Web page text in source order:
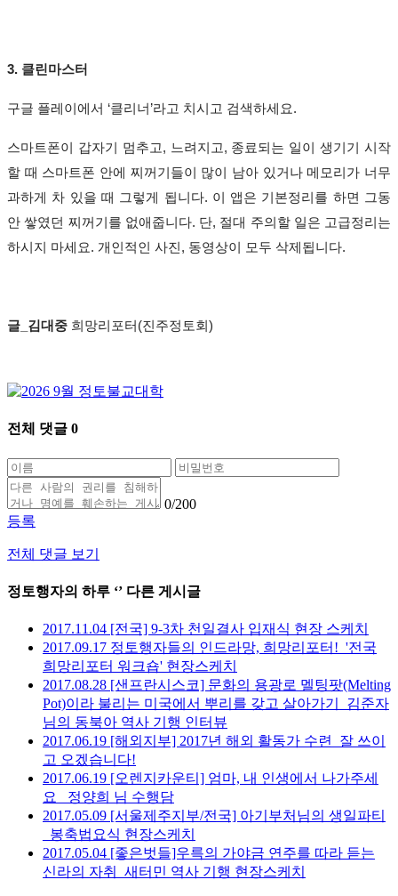
3. 클린마스터
구글 플레이에서 ‘클리너 ’라고 치시고 검색하세요.
스마트폰이 갑자기 멈추고, 느려지고, 종료되는 일이 생기기 시작
할 때 스마트폰 안에 찌꺼기들이 많이 남아 있거나 메모리가 너무
과하게 차 있을 때 그렇게 됩니다. 이 앱은 기본정리를 하면 그동
안 쌓였던 찌꺼기를 없애줍니다. 단, 절대 주의할 일은 고급정리는
하시지 마세요. 개인적인 사진 , 동영상이 모두 삭제됩니다.
글 김대중 희망리포터(진주정토회)
전체 댓글 0
0/200
등록
전체 댓글 보기
정토행자의 하루 ‘’ 다른 게시글
2017.11.04 [전국] 9-3차 천일결사 입재식 현장 스케치
2017.09.17 정토행자들의 인드라망, 희망리포터!_'전국
희망리포터 워크숍' 현장스케치
2017.08.28 [샌프란시스코] 문화의 용광로 멜팅팟(Melting
Pot)이라 불리는 미국에서 뿌리를 갖고 살아가기_김준자
님의 동북아 역사 기행 인터뷰
2017.06.19 [해외지부] 2017년 해외 활동가 수련_잘 쓰이
고 오겠습니다!
2017.06.19 [오렌지카운티] 엄마, 내 인생에서 나가주세
요_ 정양희 님 수행담
2017.05.09 [서울제주지부/전국] 아기부처님의 생일파티
_봉축법요식 현장스케치
2017.05.04 [좋은벗들]우륵의 가야금 연주를 따라 듣는
신라의 자취_새터민 역사 기행 현장스케치